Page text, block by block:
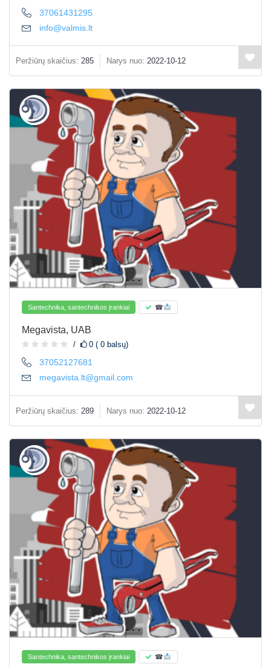
37061431295
info@valmis.lt
Peržiūrų skaičius: 285 Narys nuo: 2022-10-12
Santechnika, santechnikos įrankiai ☎
Megavista, UAB
0 ( 0 balsų)
37052127681
megavista.lt@gmail.com
Peržiūrų skaičius: 289 Narys nuo: 2022-10-12
Santechnika, santechnikos įrankiai ☎